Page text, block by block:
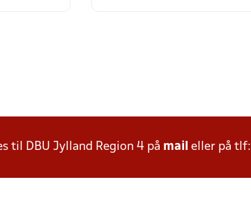
til DBU Jylland Region 4 på mail eller på tlf: